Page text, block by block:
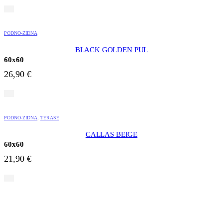
PODNO-ZIDNA
BLACK GOLDEN PUL
60x60
26,90 €
PODNO-ZIDNA TERASE
CALLAS BEIGE
60x60
21,90 €